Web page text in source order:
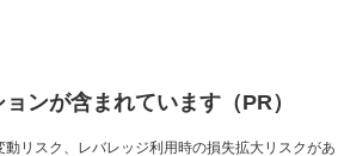
ンが含まれています（PR）
リスク、レバレッジ利用時の損失拡大リスクが